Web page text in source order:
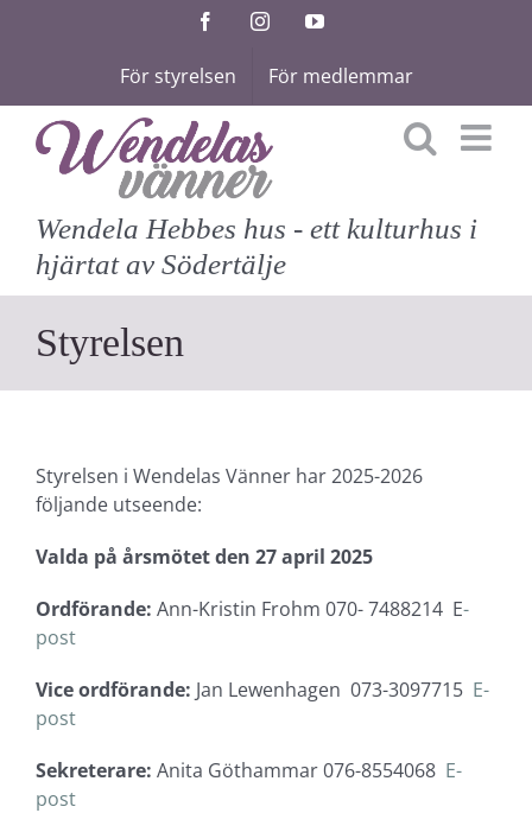
FacebookInstagramYouTube
För styrelsen För medlemmar
Wendela Hebbes hus - ett kulturhus i
hjärtat av Södertälje
Styrelsen
Styrelsen i Wendelas Vänner har 2025-2026
följande utseende:
Valda på årsmötet den 27 april 2025
Ordförande: Ann-Kristin Frohm 070- 7488214 E-
post
Vice ordförande: Jan Lewenhagen 073-3097715 E-
post
Sekreterare: Anita Göthammar 076-8554068 E-
post